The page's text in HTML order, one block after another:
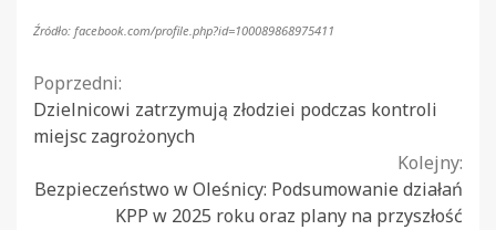
Źródło: facebook.com/profile.php?id=100089868975411
Continue
Reading
Poprzedni:
Dzielnicowi zatrzymują złodziei podczas kontroli
miejsc zagrożonych
Kolejny:
Bezpieczeństwo w Oleśnicy: Podsumowanie działań
KPP w 2025 roku oraz plany na przyszłość